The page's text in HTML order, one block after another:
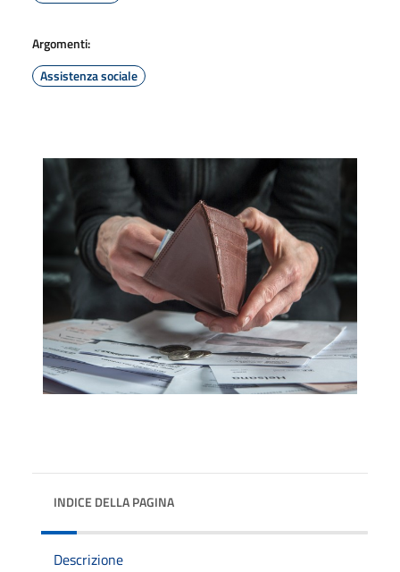
Argomenti:
Assistenza sociale
INDICE DELLA PAGINA
Descrizione